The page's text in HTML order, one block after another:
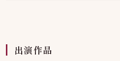
出演作品